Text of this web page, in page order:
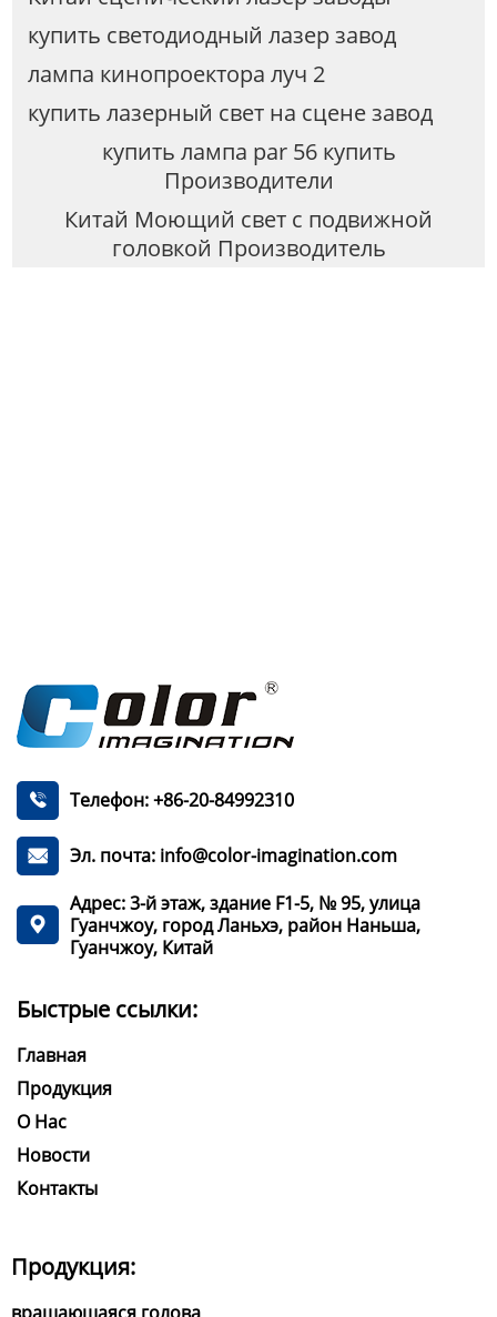
купить светодиодный лазер завод
лампа кинопроектора луч 2
купить лазерный свет на сцене завод
купить лампа par 56 купить
Производители
Китай Моющий свет с подвижной
головкой Производитель
 Телефон: +86-20-84992310
 Эл. почта: info@color-imagination.com

Адрес: 3-й этаж, здание F1-5, № 95, улица
Гуанчжоу, город Ланьхэ, район Наньша,
Гуанчжоу, Китай
Быстрые ссылки:
Главная
Продукция
О Нас
Новости
Контакты
Продукция: